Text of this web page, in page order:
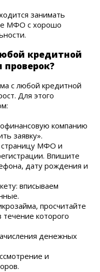
занимать
МФО с хорошо
кредитной
проверок?
с любой кредитной
Для этого
компанию
заявку».
МФО и
Впишите
дату рождения и
вписываем
просчитайте
течение которого
денежных
и